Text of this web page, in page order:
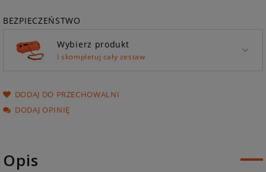
BEZPIECZEŃSTWO
Wybierz produkt
I skompletuj cały zestaw
DODAJ DO PRZECHOWALNI
DODAJ OPINIĘ
Opis